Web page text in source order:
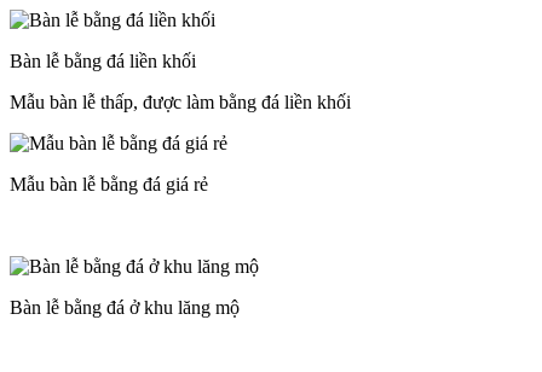
Bàn lễ bằng đá liền khối
Mẫu bàn lễ thấp, được làm bằng đá liền khối
Mẫu bàn lễ bằng đá giá rẻ
Bàn lễ bằng đá ở khu lăng mộ